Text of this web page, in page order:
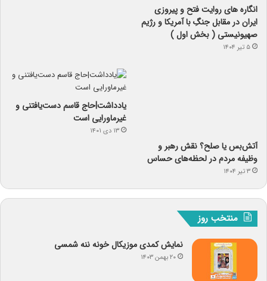
انگاره های روایت فتح و پیروزی
ایران در مقابل جنگِ با آمریکا و رژیم
صهیونیستی ( بخش اول )
۵ تیر ۱۴۰۴
آتش‌بس یا صلح؟ نقش رهبر و
وظیفه مردم در لحظه‌های حساس
۳ تیر ۱۴۰۴
یادداشت|حاج قاسم دست‌یافتنی و
غیرماورایی است
۱۳ دی ۱۴۰۱
منتخب روز
نمایش کمدی موزیکال خونه ننه شمسی
۲۰ بهمن ۱۴۰۳